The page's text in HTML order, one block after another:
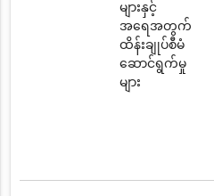
များနှင့်
အရေအတွက်
ထိန်းချုပ်စီမံ
ဆောင်ရွက်မှု
များ